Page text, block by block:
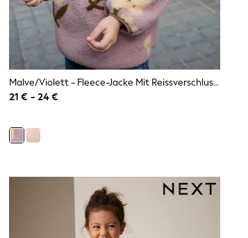
Malve/Violett - Fleece-Jacke Mit Reissverschluss (3M.–7J.)
21 € - 24 €